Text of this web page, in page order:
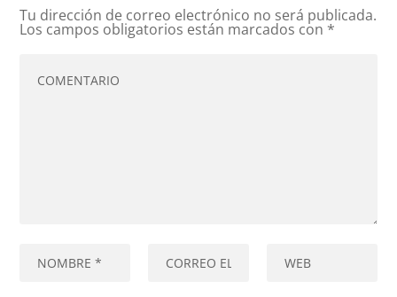
Tu dirección de correo electrónico no será publicada.
Los campos obligatorios están marcados con *